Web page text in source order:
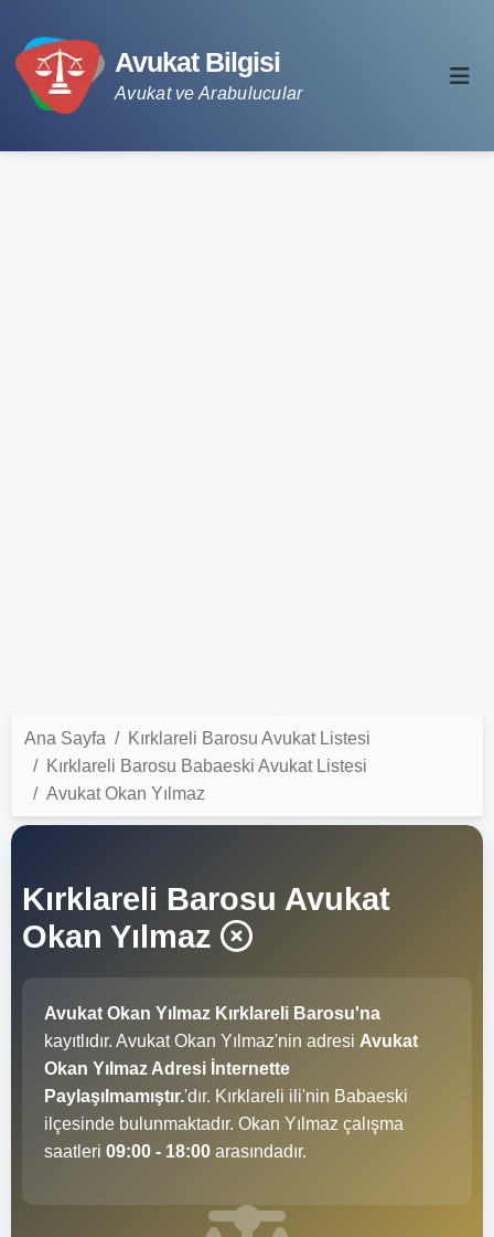
Avukat Bilgisi
Avukat ve Arabulucular
Ana Sayfa
Kırklareli Barosu Avukat Listesi
Kırklareli Barosu Babaeski Avukat Listesi
Avukat Okan Yılmaz
Kırklareli Barosu Avukat
Okan Yılmaz
Avukat Okan Yılmaz Kırklareli Barosu'na
kayıtlıdır. Avukat Okan Yılmaz'nin adresi Avukat
Okan Yılmaz Adresi İnternette
Paylaşılmamıştır.'dır. Kırklareli ili'nin Babaeski
ilçesinde bulunmaktadır. Okan Yılmaz çalışma
saatleri 09:00 - 18:00 arasındadır.